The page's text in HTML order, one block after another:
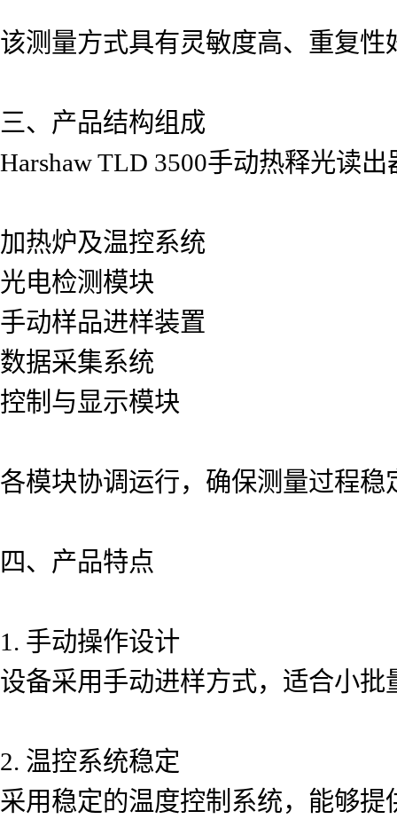
该测量方式具有灵敏度高、重复性
三、产品结构组成
Harshaw TLD 3500手动热释光读
加热炉及温控系统
光电检测模块
手动样品进样装置
数据采集系统
控制与显示模块
各模块协调运行，确保测量过程稳
四、产品特点
1. 手动操作设计
设备采用手动进样方式，适合小
2. 温控系统稳定
采用稳定的温度控制系统，能够